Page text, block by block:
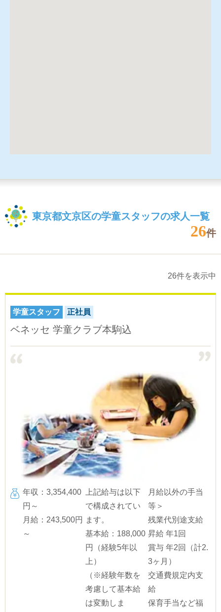
東京都文京区の学童スタッフの求人一覧
26件
26件を表示中
学童スタッフ 正社員
ベネッセ 学童クラブ本駒込
年収：3,354,400
円～
月給：243,500円
～
上記給与は以下
で構成されてい
ます。
基本給：188,000
円（経験5年以
上）
（※経験年数を
考慮して基本給
は変動しま
月給以外の手当
等＞
残業代別途支給
昇給 年1回
賞与 年2回（計2.
3ヶ月）
交通費規定内支
給
保育手当など福